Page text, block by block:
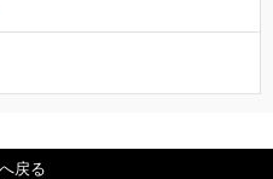
戻る